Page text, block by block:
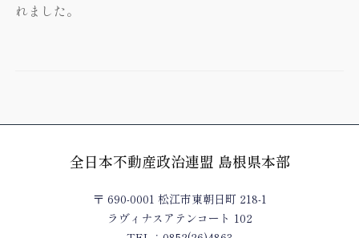
れました。
全日本不動産政治連盟 島根県本部
〒 690-0001 松江市東朝日町 218-1
ラヴィナスアテンコート 102